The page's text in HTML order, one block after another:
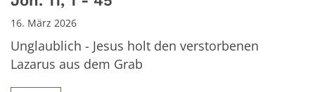
16. März 2026
Unglaublich - Jesus holt den verstorbenen
Lazarus aus dem Grab